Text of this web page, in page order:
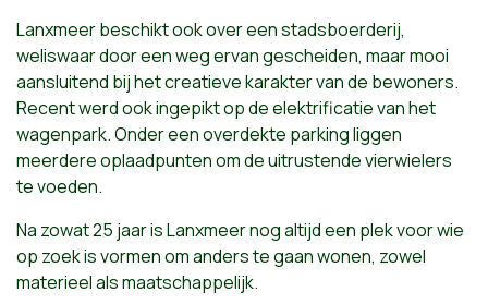
Lanxmeer beschikt ook over een stadsboerderij,
weliswaar door een weg ervan gescheiden, maar mooi
aansluitend bij het creatieve karakter van de bewoners.
Recent werd ook ingepikt op de elektrificatie van het
wagenpark. Onder een overdekte parking liggen
meerdere oplaadpunten om de uitrustende vierwielers
te voeden.
Na zowat 25 jaar is Lanxmeer nog altijd een plek voor wie
op zoek is vormen om anders te gaan wonen, zowel
materieel als maatschappelijk.